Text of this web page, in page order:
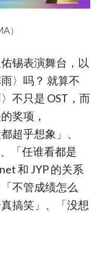
）
锡表演舞台，以
〉吗？ 就算不
不只是 OST，而
奖项，
超乎想象」、
「任谁看都是
和 JYP 的关系
不管成绩怎么
搞笑」、「没想